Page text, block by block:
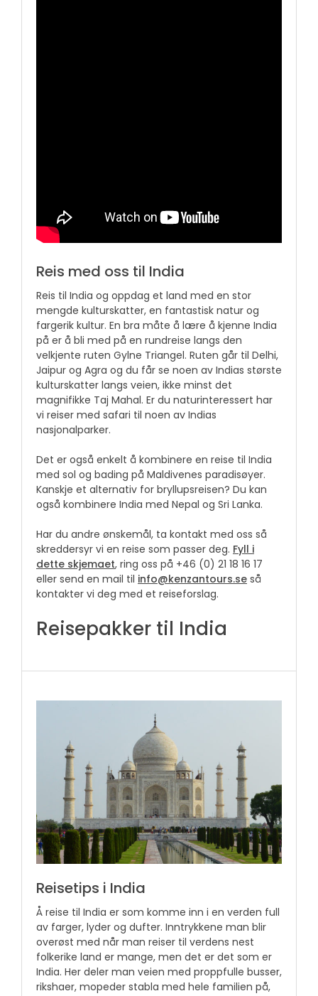
Reis med oss til India
Reis til India og oppdag et land med en stor
mengde kulturskatter, en fantastisk natur og
fargerik kultur. En bra måte å lære å kjenne India
på er å bli med på en rundreise langs den
velkjente ruten Gylne Triangel. Ruten går til Delhi,
Jaipur og Agra og du får se noen av Indias største
kulturskatter langs veien, ikke minst det
magnifikke Taj Mahal. Er du naturinteressert har
vi reiser med safari til noen av Indias
nasjonalparker.
Det er også enkelt å kombinere en reise til India
med sol og bading på Maldivenes paradisøyer.
Kanskje et alternativ for bryllupsreisen? Du kan
også kombinere India med Nepal og Sri Lanka.
Har du andre ønskemål, ta kontakt med oss så
skreddersyr vi en reise som passer deg. Fyll i
dette skjemaet, ring oss på +46 (0) 21 18 16 17
eller send en mail til info@kenzantours.se så
kontakter vi deg med et reiseforslag.
Reisepakker til India
Reisetips i India
Å reise til India er som komme inn i en verden full
av farger, lyder og dufter. Inntrykkene man blir
overøst med når man reiser til verdens nest
folkerike land er mange, men det er det som er
India. Her deler man veien med proppfulle busser,
rikshaer, mopeder stabla med hele familien på,